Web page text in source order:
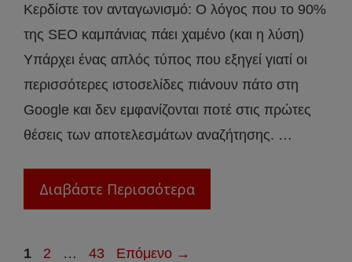
Κερδίστε τον ανταγωνισμό: Ο λόγος που το 90%
της SEO καμπάνιας πάει χαμένο (και η λύση)
Υπάρχει ένας απλός τύπος που εξηγεί γιατί οι
περισσότερες ιστοσελίδες πιάνουν πάτο στη
Google και δεν εμφανίζονται ποτέ στις πρώτες
θέσεις των αποτελεσμάτων αναζήτησης. …
Διαβάστε Περισσότερα
Σελίδα
1 Σελίδα
2 … Σελίδα
43 Επόμενο →